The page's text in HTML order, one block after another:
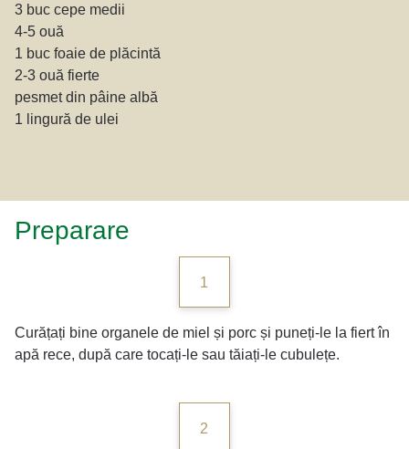
3 buc cepe medii
4-5 ouă
1 buc foaie de plăcintă
2-3 ouă fierte
pesmet din pâine albă
1 lingură de ulei
Preparare
1
Curățați bine organele de miel și porc și puneți-le la fiert în
apă rece, după care tocați-le sau tăiați-le cubulețe.
2